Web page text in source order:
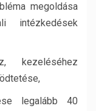
megoldása
intézkedések
kezeléséhez
legalább 40